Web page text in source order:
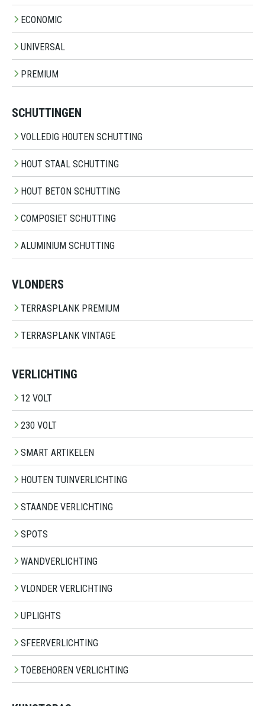
ECONOMIC
UNIVERSAL
PREMIUM
SCHUTTINGEN
VOLLEDIG HOUTEN SCHUTTING
HOUT STAAL SCHUTTING
HOUT BETON SCHUTTING
COMPOSIET SCHUTTING
ALUMINIUM SCHUTTING
VLONDERS
TERRASPLANK PREMIUM
TERRASPLANK VINTAGE
VERLICHTING
12 VOLT
230 VOLT
SMART ARTIKELEN
HOUTEN TUINVERLICHTING
STAANDE VERLICHTING
SPOTS
WANDVERLICHTING
VLONDER VERLICHTING
UPLIGHTS
SFEERVERLICHTING
TOEBEHOREN VERLICHTING